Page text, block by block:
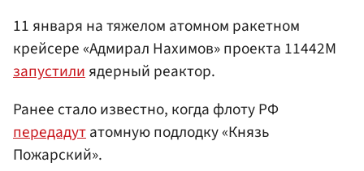
11 января на тяжелом атомном ракетном
крейсере «Адмирал Нахимов» проекта 11442М
запустилиядерный реактор.
Ранее стало известно, когда флоту РФ
передадутатомную подлодку «Князь
Пожарский».